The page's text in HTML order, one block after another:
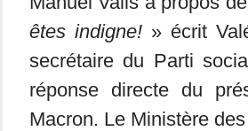
êtes indigne!» écrit
secrétaire du Parti
réponse directe du
Macron. Le Ministère